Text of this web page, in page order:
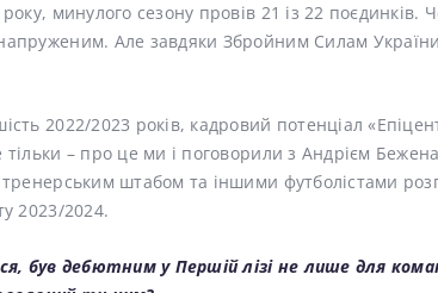
минулого сезону провів 21 із 22 поєдинків.
Але завдяки Збройним Силам
2022/2023 років, кадровий потенціал
– про це ми і поговорили з Андрієм
штабом та іншими футболістами
2023/2024.
був дебютним у Першій лізі не лише для